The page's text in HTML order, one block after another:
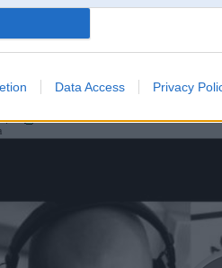
Data Access Privacy
ir lielāka sū bedre par bnwpueri
piekrītu šim citātam. kad Kurts par Gacho izteicās